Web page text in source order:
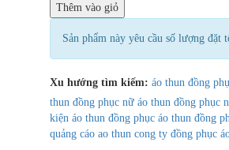
Thêm vào giỏ
Sản phẩm này yêu cầu số lượng đặt
Xu hướng tìm kiếm: áo thun đồng
thun đồng phục nữ áo thun đồng phục
kiện áo thun đồng phục áo thun đồng
quảng cáo ao thun cong ty đồng phục